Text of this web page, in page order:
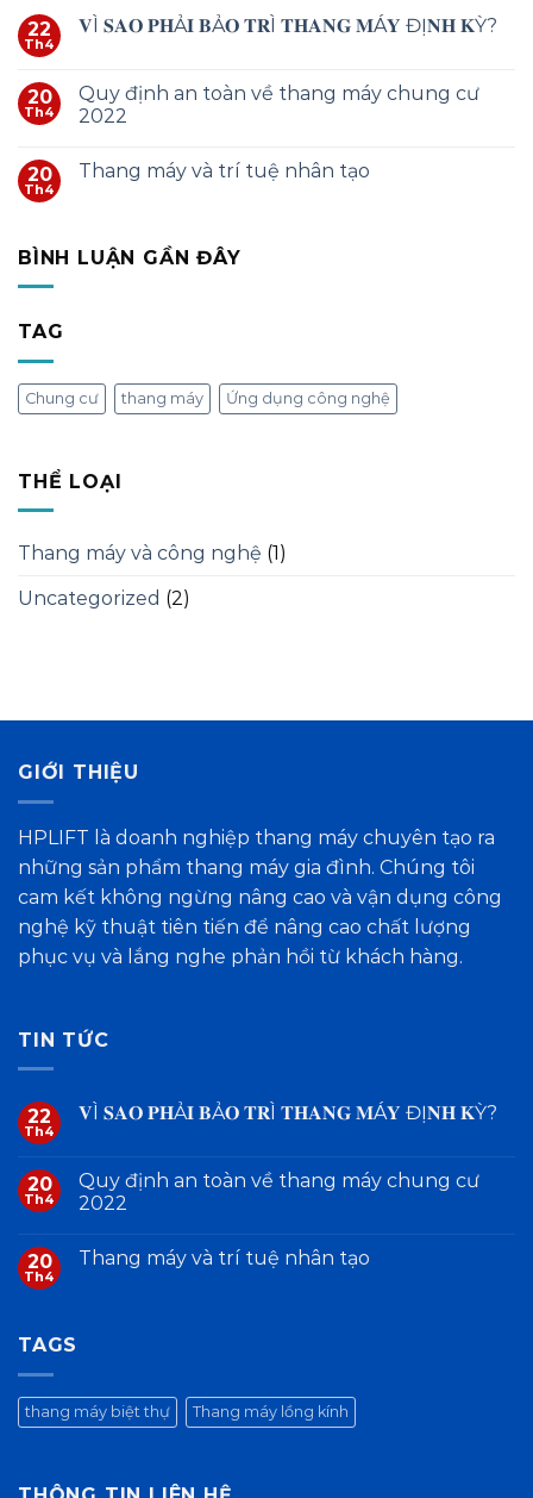
22
Th4
𝐕Ì 𝐒𝐀𝐎 𝐏𝐇Ả𝐈 𝐁Ả𝐎 𝐓𝐑Ì 𝐓𝐇𝐀𝐍𝐆 𝐌Á𝐘 ĐỊ𝐍𝐇 𝐊Ỳ?
20
Th4
Quy định an toàn về thang máy chung cư
2022
20
Th4
Thang máy và trí tuệ nhân tạo
BÌNH LUẬN GẦN ĐÂY
TAG
Chung cư thang máy Ứng dụng công nghệ
THỂ LOẠI
Thang máy và công nghệ (1)
Uncategorized (2)
GIỚI THIỆU
HPLIFT là doanh nghiệp thang máy chuyên tạo ra
những sản phẩm thang máy gia đình. Chúng tôi
cam kết không ngừng nâng cao và vận dụng công
nghệ kỹ thuật tiên tiến để nâng cao chất lượng
phục vụ và lắng nghe phản hồi từ khách hàng.
TIN TỨC
22
Th4
𝐕Ì 𝐒𝐀𝐎 𝐏𝐇Ả𝐈 𝐁Ả𝐎 𝐓𝐑Ì 𝐓𝐇𝐀𝐍𝐆 𝐌Á𝐘 ĐỊ𝐍𝐇 𝐊Ỳ?
20
Th4
Quy định an toàn về thang máy chung cư
2022
20
Th4
Thang máy và trí tuệ nhân tạo
TAGS
thang máy biệt thự Thang máy lồng kính